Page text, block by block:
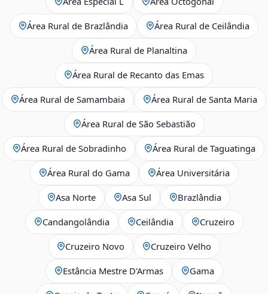
Área Rural de Brazlândia Área Rural de Ceilândia
Área Rural de Planaltina
Área Rural de Recanto das Emas
Área Rural de Samambaia Área Rural de Santa Maria
Área Rural de São Sebastião
Área Rural de Sobradinho Área Rural de Taguatinga
Área Rural do Gama Área Universitária
Asa Norte Asa Sul Brazlândia
Candangolândia Ceilândia Cruzeiro
Cruzeiro Novo Cruzeiro Velho
Estância Mestre D'Armas Gama